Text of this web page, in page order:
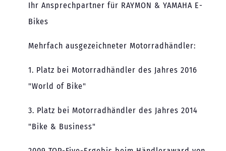
Ihr Ansprechpartner für RAYMON & YAMAHA E-
Bikes
Mehrfach ausgezeichneter Motorradhändler:
1. Platz bei Motorradhändler des Jahres 2016
"World of Bike"
3. Platz bei Motorradhändler des Jahres 2014
"Bike & Business"